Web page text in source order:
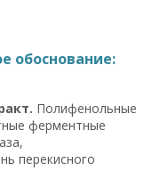
обоснование:
Полифенольные
ферментные
перекисного